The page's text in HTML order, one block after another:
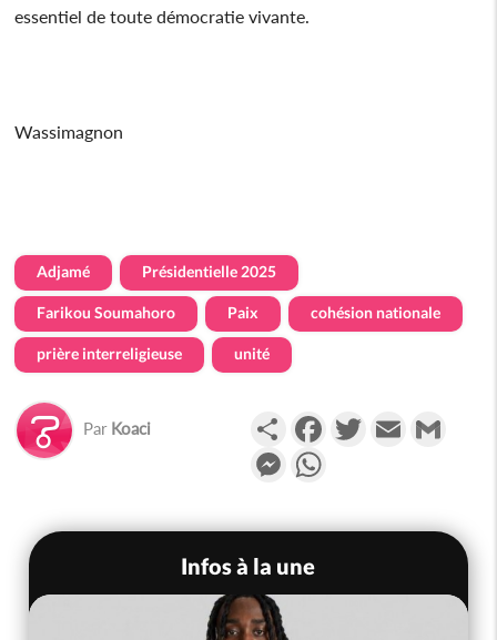
essentiel de toute démocratie vivante.
Wassimagnon
Adjamé Présidentielle 2025
Farikou Soumahoro Paix cohésion nationale
prière interreligieuse unité
Par Koaci PartagerFacebookTwitterEmail
Messenger
Infos à la une